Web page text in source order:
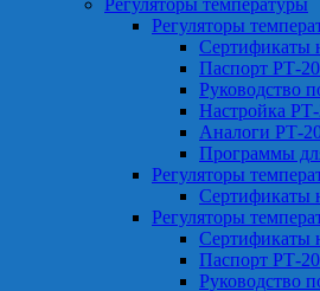
Регуляторы температуры
Регуляторы
Сертификаты
Паспорт РТ-
Руководство
Настройка
Аналоги РТ-
Программы
Регуляторы
Сертификаты
Регуляторы
Сертификаты
Паспорт РТ-
Руководство